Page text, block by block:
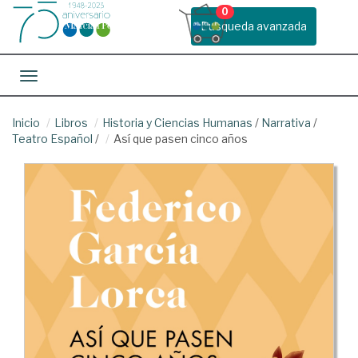
Busqueda avanzada
0
Toggle navigation
Inicio Libros Historia y Ciencias Humanas / Narrativa /
Teatro Español / Así que pasen cinco años